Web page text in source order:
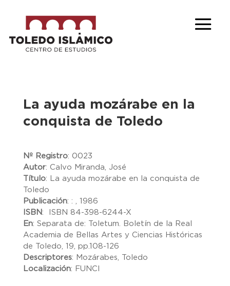
La ayuda mozárabe en la
conquista de Toledo
Nº Registro: 0023
Autor: Calvo Miranda, José
Título: La ayuda mozárabe en la conquista de
Toledo
Publicación: : , 1986
ISBN:
ISBN 84-398-6244-X
En: Separata de: Toletum. Boletín de la Real
Academia de Bellas Artes y Ciencias Históricas
de Toledo, 19, pp.108-126
Descriptores: Mozárabes, Toledo
Localización: FUNCI